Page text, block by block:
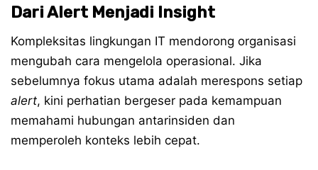
Dari Alert Menjadi Insight
Kompleksitas lingkungan IT mendorong organisasi
mengubah cara mengelola operasional. Jika
sebelumnya fokus utama adalah merespons setiap
alert, kini perhatian bergeser pada kemampuan
memahami hubungan antarinsiden dan
memperoleh konteks lebih cepat.